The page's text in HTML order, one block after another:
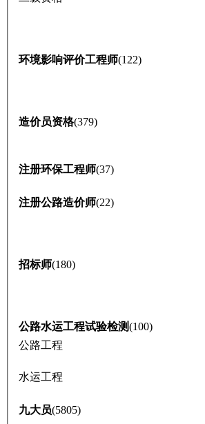
环境影响评价工程师(122)
造价员资格(379)
注册环保工程师(37)
注册公路造价师(22)
招标师(180)
公路水运工程试验检测(100)
公路工程
水运工程
九大员(5805)